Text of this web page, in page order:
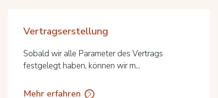
Vertragserstellung
Sobald wir alle Parameter des Vertrags
festgelegt haben, können wir m...
Mehr erfahren